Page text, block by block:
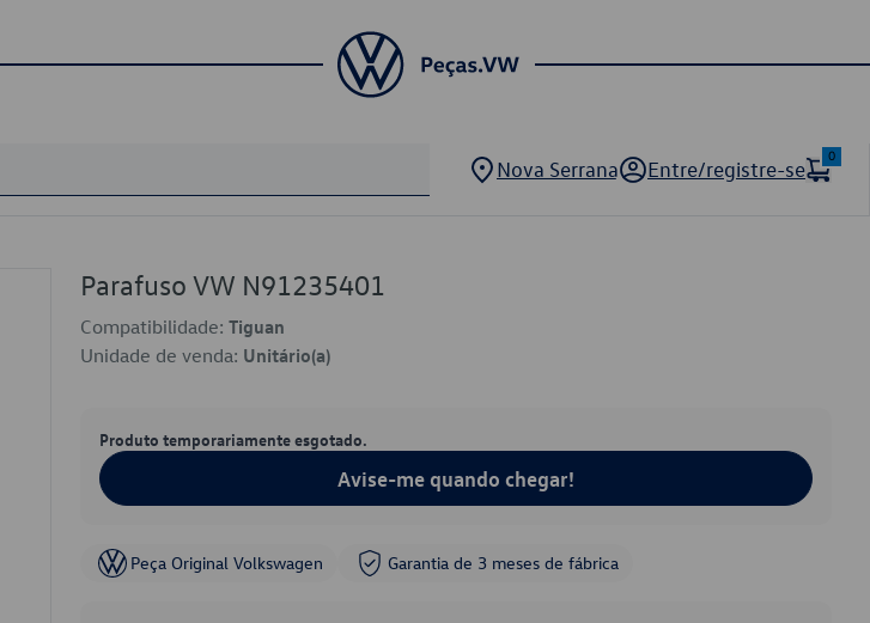
Nova Serrana Entre/registre-se
0
Parafuso VW N91235401
Compatibilidade: Tiguan
Unidade de venda: Unitário(a)
Produto temporariamente esgotado.
Avise-me quando chegar!
Peça Original Volkswagen Garantia de 3 meses de fábrica